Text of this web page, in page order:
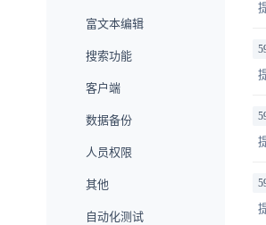
富文本编辑
搜索功能
客户端
数据备份
人员权限
其他
自动化测试